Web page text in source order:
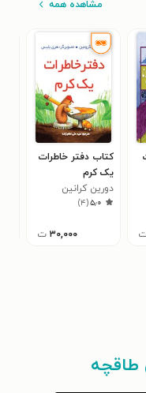
مشاهده همه
کتاب دفتر خاطرات
یک کرم
دورین کرانین
۵٫۰(۴)
۳۰,۰۰۰ ت
طاقچه